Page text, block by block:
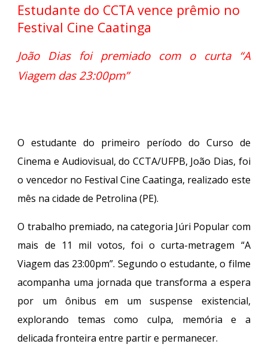
Estudante do CCTA vence prêmio no
Festival Cine Caatinga
João Dias foi premiado com o curta “A
Viagem das 23:00pm”
O estudante do primeiro período do Curso de
Cinema e Audiovisual, do CCTA/UFPB, João Dias, foi
o vencedor no Festival Cine Caatinga, realizado este
mês na cidade de Petrolina (PE).
O trabalho premiado, na categoria Júri Popular com
mais de 11 mil votos, foi o curta-metragem “A
Viagem das 23:00pm”. Segundo o estudante, o filme
acompanha uma jornada que transforma a espera
por um ônibus em um suspense existencial,
explorando temas como culpa, memória e a
delicada fronteira entre partir e permanecer.